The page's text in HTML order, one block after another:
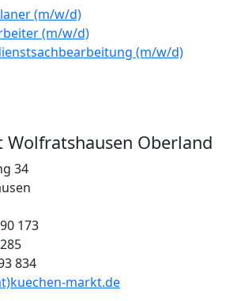
(m/w/d)
(m/w/d)
(m/w/d)
Wolfratshausen Oberland
34
173
834
markt.de